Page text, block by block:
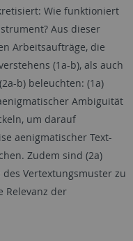
Wie funktioniert
Aus dieser
Arbeitsaufträge, die
(1a-b), als auch
b) beleuchten: (1a)
Ambiguität
um darauf
aenigmatischer Text-
Zudem sind (2a)
Vertextungsmuster zu
Relevanz der